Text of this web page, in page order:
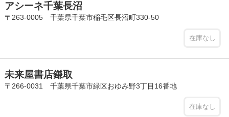
アシーネ千葉長沼
〒263-0005 千葉県千葉市稲毛区長沼町330-50
在庫なし
未来屋書店鎌取
〒266-0031 千葉県千葉市緑区おゆみ野3丁目16番地
在庫なし